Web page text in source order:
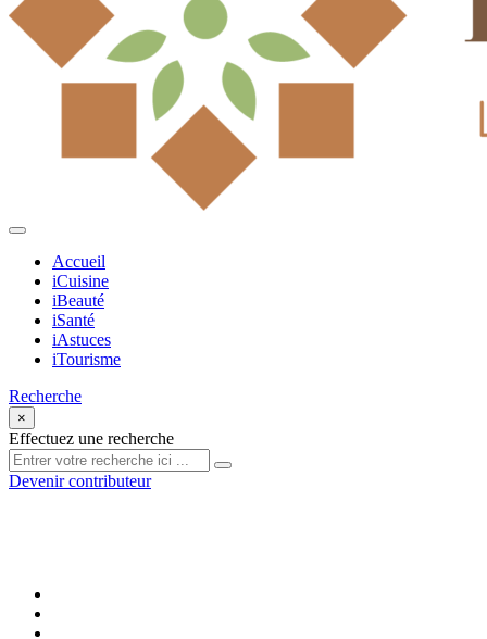
Accueil
iCuisine
iBeauté
iSanté
iAstuces
iTourisme
Recherche
×
Effectuez une recherche
Devenir contributeur